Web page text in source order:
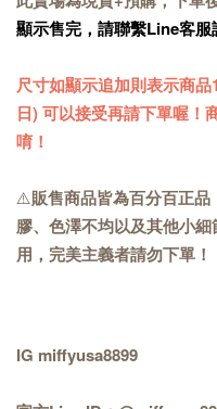
顯示售完，請聯繫Line客服
尺寸如顯示追加則表示商
日) 可以接受再請下單喔！
唷！
⚠️販售商品皆為百分百正
膠、色澤不均以及其他小
用，完美主義者請勿下單！
IG miffyusa8899